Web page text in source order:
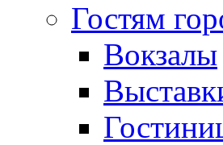
Гостям
Вокзалы